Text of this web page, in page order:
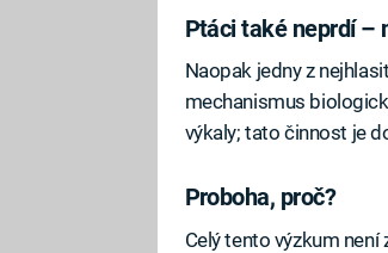
Ptáci také neprdí –
Naopak jedny z
mechanismus
výkaly; tato činnost je
Proboha, proč?
Celý tento výzkum